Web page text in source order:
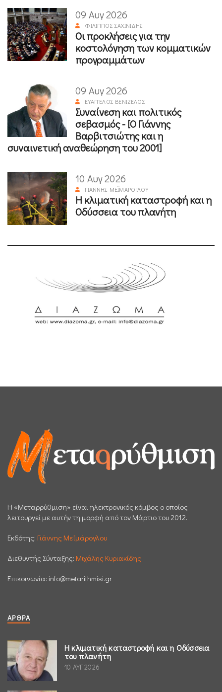
09 Αυγ 2026
ΦΊΛΙΠΠΟΣ ΣΑΧΙΝΊΔΗΣ
Οι προκλήσεις για την
κοστολόγηση των κομματικών
προγραμμάτων
09 Αυγ 2026
ΕΥΆΓΓΕΛΟΣ ΒΕΝΙΖΈΛΟΣ
Συναίνεση και πολιτικός
σεβασμός - [Ο Γιάννης
Βαρβιτσιώτης και η
συναινετική αναθεώρηση του 2001]
10 Αυγ 2026
ΓΙΆΝΝΗΣ ΜΕΪΜΆΡΟΓΛΟΥ
Η κλιματική καταστροφή και η
Οδύσσεια του πλανήτη
H «Μεταρρύθμιση» είναι ηλεκτρονικός κόμβος ο οποίος
λειτουργεί με αυτήν τη μορφή από τον Μάρτιο του 2012.
Εκδότης: Γιάννης Μεϊμάρογλου
Διεθυντής Σύνταξης: Μιχάλης Κυριακίδης
Επικοινωνία: info@metarithmisi.gr
ΆΡΘΡΑ
Η κλιματική καταστροφή και η Οδύσσεια
του πλανήτη
10 ΑΥΓ 2026